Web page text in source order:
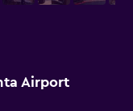
Airport